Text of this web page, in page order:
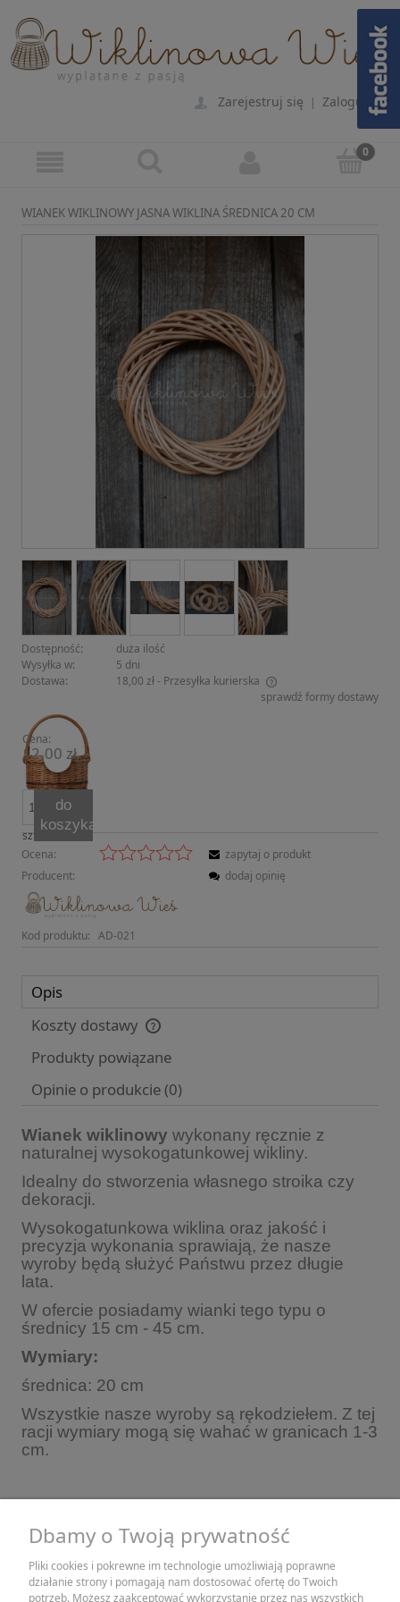
Zarejestruj się | Zaloguj się
WIANEK WIKLINOWY JASNA WIKLINA ŚREDNICA 20 CM
Dostępność:
duża ilość
Wysyłka w:
5 dni
Dostawa:
18,00 zł- Przesyłka kurierska
Cena nie zawiera ewentualnych kosztów płatnościsprawdź formy dostawy
Cena:
12,00 zł
szt.
do
koszyka
Ocena:
Producent:
Kod produktu: AD-021
zapytaj o produkt
dodaj opinię
Opis
Koszty dostawy
Cena nie zawiera ewentualnych kosztów płatności
Produkty powiązane
Opinie o produkcie (0)
Wianek wiklinowy wykonany ręcznie z
naturalnej wysokogatunkowej wikliny.
Idealny do stworzenia własnego stroika czy
dekoracji.
Wysokogatunkowa wiklina oraz jakość i
precyzja wykonania sprawiają, że nasze
wyroby będą służyć Państwu przez długie
lata.
W ofercie posiadamy wianki tego typu o
średnicy 15 cm - 45 cm.
Wymiary:
średnica: 20 cm
Wszystkie nasze wyroby są rękodziełem. Z tej
racji wymiary mogą się wahać w granicach 1-3
cm.
ZAKUPY
Dbamy o Twoją prywatność
Pliki cookies i pokrewne im technologie umożliwiają poprawne
działanie strony i pomagają nam dostosować ofertę do Twoich
potrzeb. Możesz zaakceptować wykorzystanie przez nas wszystkich